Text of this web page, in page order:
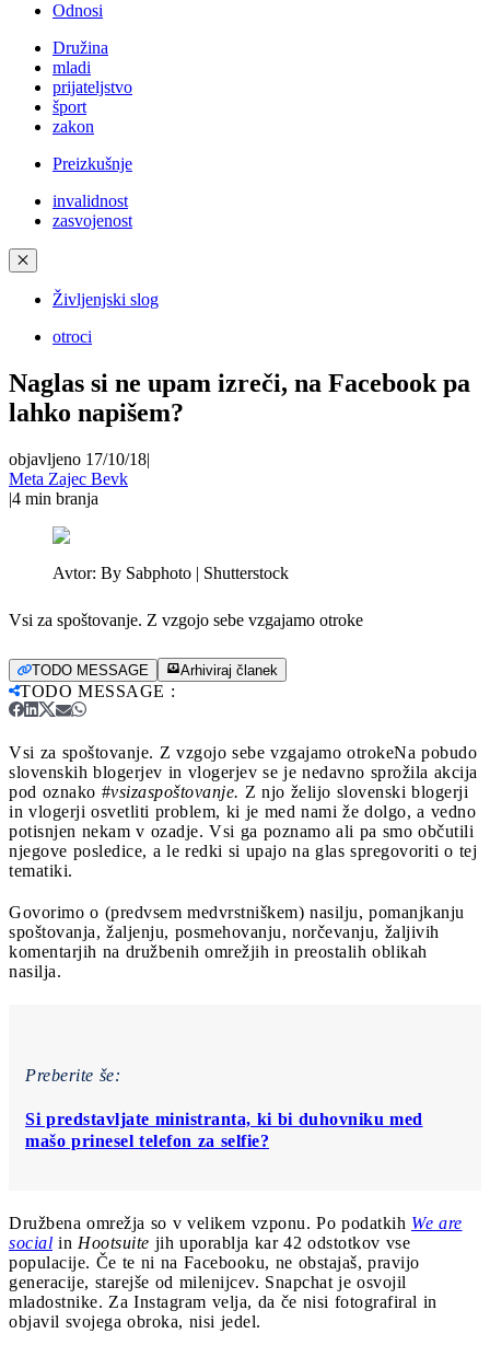
Odnosi
Družina
mladi
prijateljstvo
šport
zakon
Preizkušnje
invalidnost
zasvojenost
✕
Življenjski slog
otroci
Naglas si ne upam izreči, na Facebook pa
lahko napišem?
objavljeno 17/10/18|
Meta Zajec Bevk
|4 min branja
Avtor: By Sabphoto | Shutterstock
Vsi za spoštovanje. Z vzgojo sebe vzgajamo otroke
TODO MESSAGE Arhiviraj članek
TODO MESSAGE :
Vsi za spoštovanje. Z vzgojo sebe vzgajamo otrokeNa pobudo
slovenskih blogerjev in vlogerjev se je nedavno sprožila akcija
pod oznako #vsizaspoštovanje. Z njo želijo slovenski blogerji
in vlogerji osvetliti problem, ki je med nami že dolgo, a vedno
potisnjen nekam v ozadje. Vsi ga poznamo ali pa smo občutili
njegove posledice, a le redki si upajo na glas spregovoriti o tej
tematiki.
Govorimo o (predvsem medvrstniškem) nasilju, pomanjkanju
spoštovanja, žaljenju, posmehovanju, norčevanju, žaljivih
komentarjih na družbenih omrežjih in preostalih oblikah
nasilja.
Preberite še:
Si predstavljate ministranta, ki bi duhovniku med
mašo prinesel telefon za selfie?
Družbena omrežja so v velikem vzponu. Po podatkih We are
social in Hootsuite jih uporablja kar 42 odstotkov vse
populacije. Če te ni na Facebooku, ne obstajaš, pravijo
generacije, starejše od milenijcev. Snapchat je osvojil
mladostnike. Za Instagram velja, da če nisi fotografiral in
objavil svojega obroka, nisi jedel.